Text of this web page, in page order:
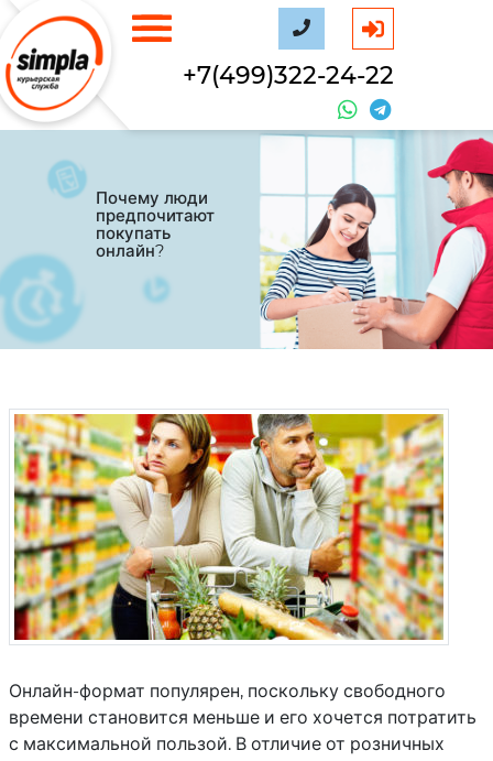
+7(499)322-24-22
Почему люди
предпочитают
покупать
онлайн?
Онлайн-формат популярен, поскольку свободного
времени становится меньше и его хочется потратить
с максимальной пользой. В отличие от розничных